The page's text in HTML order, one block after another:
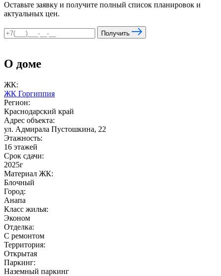
Оставьте заявку и получите полный список планировок и
актуальных цен.
Получить
О доме
ЖК:
ЖК Горгиппия
Регион:
Краснодарский край
Адрес объекта:
ул. Адмирала Пустошкина, 22
Этажность:
16 этажей
Срок сдачи:
2025г
Материал ЖК:
Блочный
Город:
Анапа
Класс жилья:
Эконом
Отделка:
С ремонтом
Территория:
Открытая
Паркинг:
Наземный паркинг